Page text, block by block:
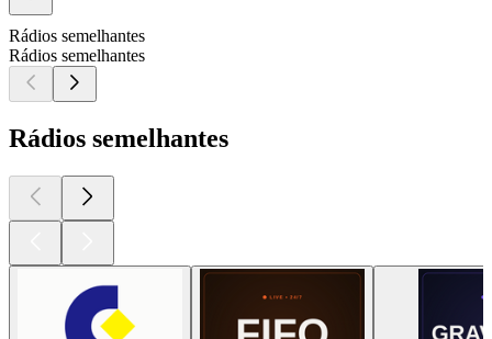
Rádios semelhantes
Rádios semelhantes
Rádios semelhantes